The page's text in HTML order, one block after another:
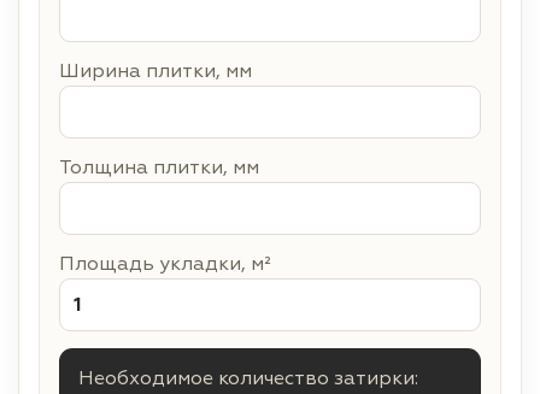
Ширина плитки, мм
Толщина плитки, мм
Площадь укладки, м²
Необходимое количество затирки: